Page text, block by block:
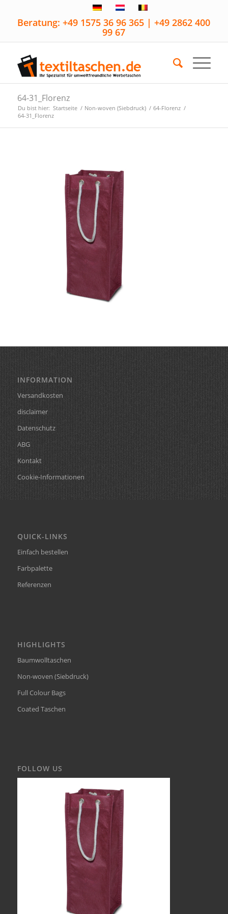
Beratung: +49 1575 36 96 365 | +49 2862 400
99 67
64-31_Florenz
Du bist hier: Startseite / Non-woven (Siebdruck) / 64-Florenz /
64-31_Florenz
INFORMATION
Versandkosten
disclaimer
Datenschutz
ABG
Kontakt
Cookie-Informationen
QUICK-LINKS
Einfach bestellen
Farbpalette
Referenzen
HIGHLIGHTS
Baumwolltaschen
Non-woven (Siebdruck)
Full Colour Bags
Coated Taschen
FOLLOW US